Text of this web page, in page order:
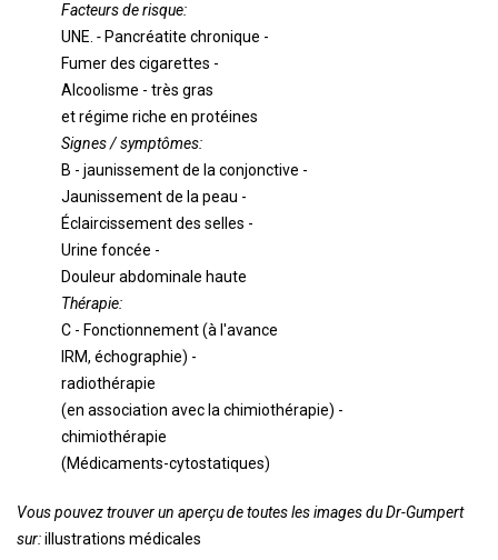
Facteurs de risque:
UNE. - Pancréatite chronique -
Fumer des cigarettes -
Alcoolisme - très gras
et régime riche en protéines
Signes / symptômes:
B - jaunissement de la conjonctive -
Jaunissement de la peau -
Éclaircissement des selles -
Urine foncée -
Douleur abdominale haute
Thérapie:
C - Fonctionnement (à l'avance
IRM, échographie) -
radiothérapie
(en association avec la chimiothérapie) -
chimiothérapie
(Médicaments-cytostatiques)
Vous pouvez trouver un aperçu de toutes les images du Dr-Gumpert
sur:illustrations médicales